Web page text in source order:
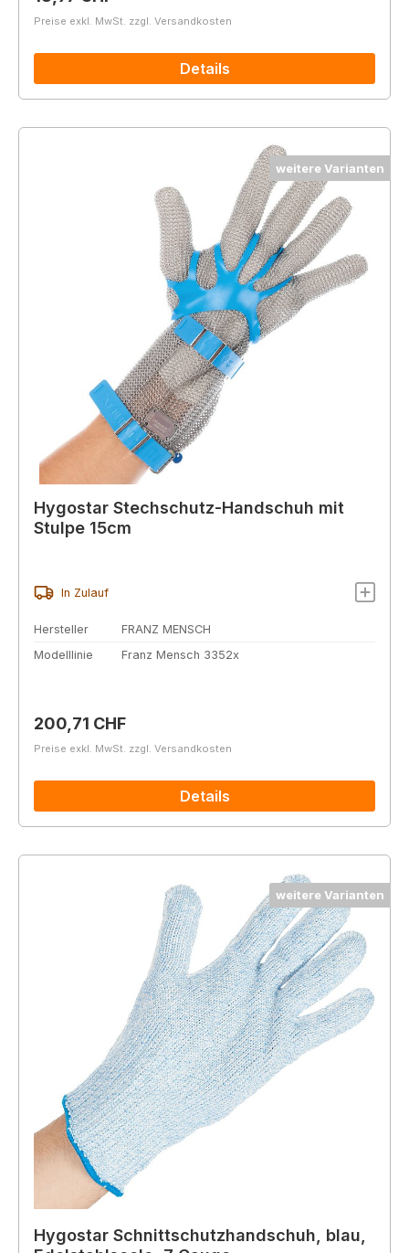
Preise exkl. MwSt. zzgl. Versandkosten
Details
weitere Varianten
Hygostar Stechschutz-Handschuh mit
Stulpe 15cm
In Zulauf
Hersteller
FRANZ MENSCH
Modelllinie
Franz Mensch 3352x
Regulärer Preis:
200,71 CHF
Preise exkl. MwSt. zzgl. Versandkosten
Details
weitere Varianten
Hygostar Schnittschutzhandschuh, blau,